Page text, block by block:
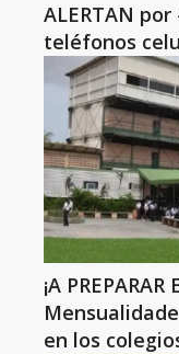
ALERTAN por
teléfonos
¡A
en los